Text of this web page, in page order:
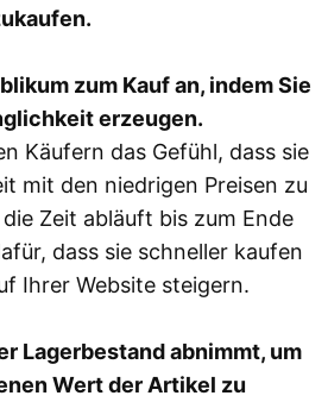
zum Kauf an, indem Sie
erzeugen.
Käufern das Gefühl, dass sie
mit den niedrigen Preisen zu
Zeit abläuft bis zum Ende
dass sie schneller kaufen
Ihrer Website steigern.
Lagerbestand abnimmt, um
Wert der Artikel zu